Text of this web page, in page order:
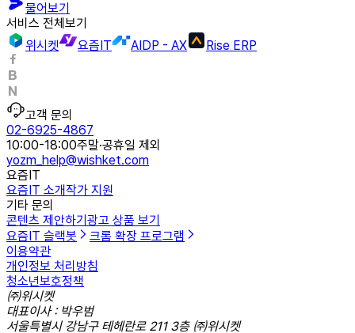
물어보기
서비스 전체보기
위시켓
요즘IT AIDP - AX Rise ERP
고객 문의
02-6925-4867
10:00-18:00주말·공휴일 제외
yozm_help@wishket.com
요즘IT
요즘IT 소개작가 지원
기타 문의
콘텐츠 제안하기 광고 상품 보기
요즘IT 슬랙봇
크롬 확장 프로그램
이용약관
개인정보 처리방침
청소년보호정책
㈜위시켓
대표이사 : 박우범
서울특별시 강남구 테헤란로 211 3층 ㈜위시켓